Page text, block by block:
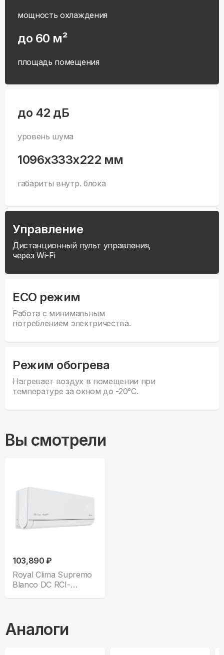
мощность охлаждения
до 60 м²
площадь помещения
до 42 дБ
уровень шума
1096x333x222 мм
габариты внутр. блока
Управление
Дистанционный пульт управления,
через Wi-Fi
ECO режим
Работа с минимальным
потреблением электричества.
Режим обогрева
Нагревает воздух в помещении при
температуре за окном до -20°С.
Вы смотрели
103,890 ₽
Royal Clima Supremo
Blanco DC RCI-
Аналоги